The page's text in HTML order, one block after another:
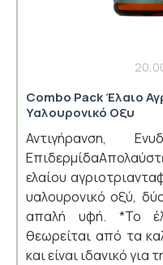
Combo Pack Έλαιο
Υαλουρονικό Οξυ
Αντιγήρανση,
ελαίου
υαλουρονικό οξύ,
απαλή υφή. *Το
θεωρείται από τα
και είναι ιδανικό για